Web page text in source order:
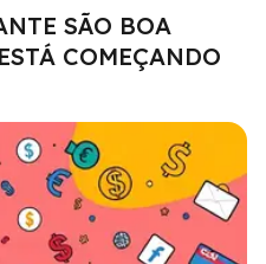
SÃO BOA
COMEÇANDO